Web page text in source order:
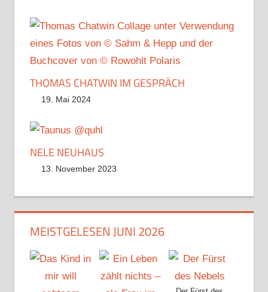
THOMAS CHATWIN IM GESPRÄCH
19. Mai 2024
NELE NEUHAUS
13. November 2023
MEISTGELESEN JUNI 2026